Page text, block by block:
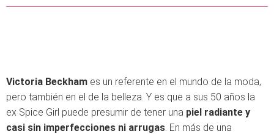
Victoria Beckham es un referente en el mundo de la moda,
pero también en el de la belleza. Y es que a sus 50 años la
ex Spice Girl puede presumir de tener una piel radiante y
casi sin imperfecciones ni arrugas. En más de una